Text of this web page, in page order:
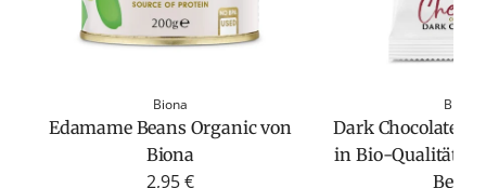
Biona
Edamame Beans Organic von
Biona
2,95 €
Biona
Dark Chocolate
in Bio-Qualität